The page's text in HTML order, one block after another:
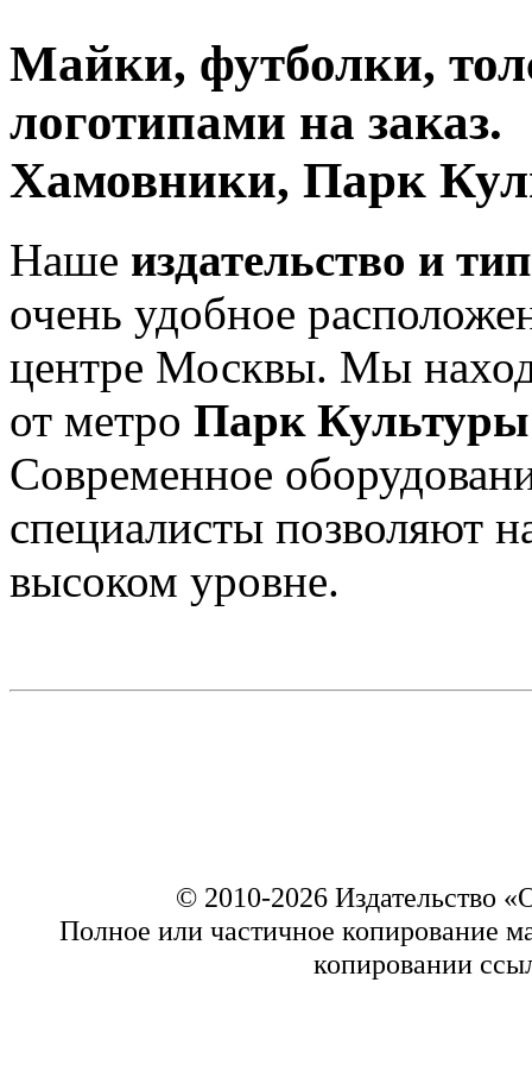
Майки, футболки,
логотипами на заказ.
Хамовники, Парк
Наше издательство и
очень удобное
центре Москвы. Мы
от метро Парк Культуры
Современное
специалисты позволяют
высоком уровне.
© 2010-2026 Издательство
Полное или частичное копирование
копировании